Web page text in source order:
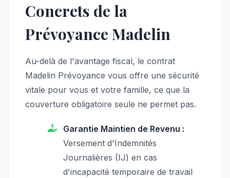
Concrets de la
Prévoyance Madelin
Au-delà de l'avantage fiscal, le contrat
Madelin Prévoyance vous offre une sécurité
vitale pour vous et votre famille, ce que la
couverture obligatoire seule ne permet pas.
Garantie Maintien de Revenu :
Versement d'Indemnités
Journalières (IJ) en cas
d'incapacité temporaire de travail